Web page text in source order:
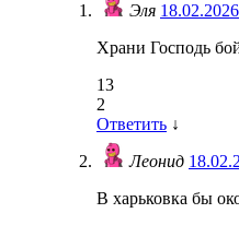
Эля 18.02.2026
Храни Господь
13
2
Ответить ↓
Леонид
В харьковка бы